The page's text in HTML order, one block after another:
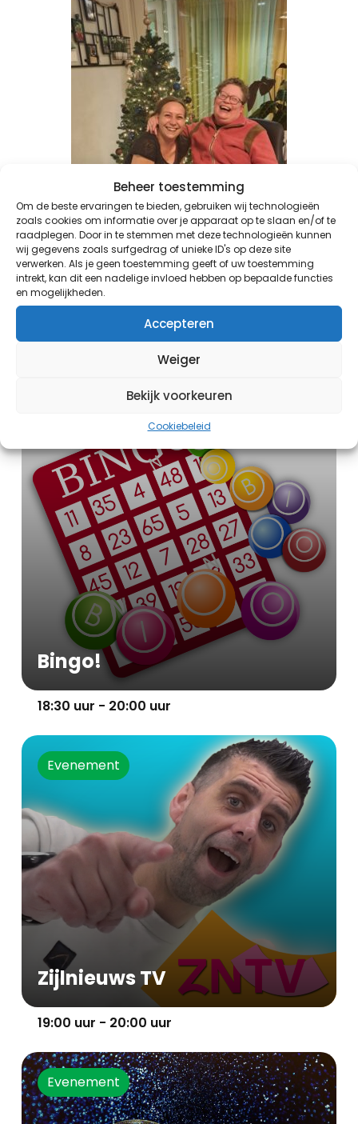
Beheer toestemming
Om de beste ervaringen te bieden, gebruiken wij technologieën
zoals cookies om informatie over je apparaat op te slaan en/of te
raadplegen. Door in te stemmen met deze technologieën kunnen
wij gegevens zoals surfgedrag of unieke ID's op deze site
verwerken. Als je geen toestemming geeft of uw toestemming
intrekt, kan dit een nadelige invloed hebben op bepaalde functies
en mogelijkheden.
Accepteren
Weiger
Bekijk voorkeuren
Cookiebeleid
Terug naar vorige pagina
Bingo!
18:30 uur - 20:00 uur
Evenement
Zijlnieuws TV
19:00 uur - 20:00 uur
Evenement